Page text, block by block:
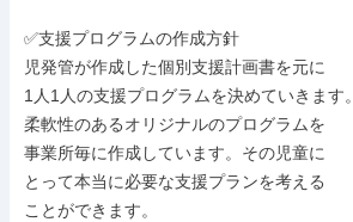
✅支援プログラムの作成方針
児発管が作成した個別支援計画書を元に
1人1人の支援プログラムを決めていきます。
柔軟性のあるオリジナルのプログラムを
事業所毎に作成しています。その児童に
とって本当に必要な支援プランを考える
ことができます。